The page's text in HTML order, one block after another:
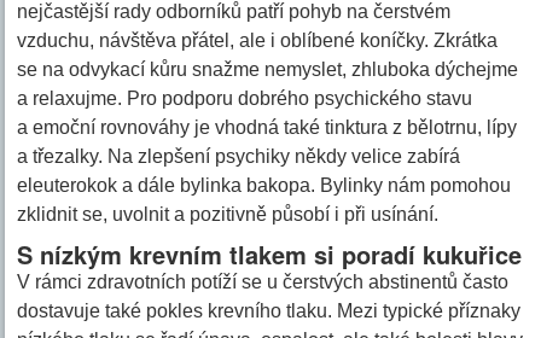
nejčastější rady odborníků patří pohyb na čerstvém
vzduchu, návštěva přátel, ale i oblíbené koníčky. Zkrátka
se na odvykací kůru snažme nemyslet, zhluboka dýchejme
a relaxujme. Pro podporu dobrého psychického stavu
a emoční rovnováhy je vhodná také tinktura z bělotrnu, lípy
a třezalky. Na zlepšení psychiky někdy velice zabírá
eleuterokok a dále bylinka bakopa. Bylinky nám pomohou
zklidnit se, uvolnit a pozitivně působí i při usínání.
S nízkým krevním tlakem si poradí kukuřice
V rámci zdravotních potíží se u čerstvých abstinentů často
dostavuje také pokles krevního tlaku. Mezi typické příznaky